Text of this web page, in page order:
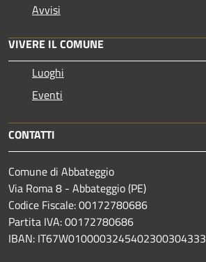
Avvisi
VIVERE IL COMUNE
Luoghi
Eventi
CONTATTI
Comune di Abbateggio
Via Roma 8 - Abbateggio (PE)
Codice Fiscale: 00172780686
Partita IVA: 00172780686
IBAN: IT67W0100003245402300304333